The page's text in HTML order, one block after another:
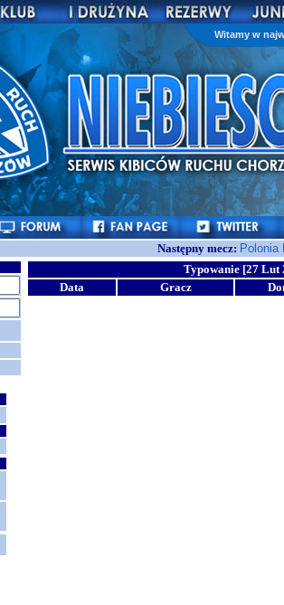
Witamy w
Następny mecz:
Typowanie [27 Lut
Data
Gracz